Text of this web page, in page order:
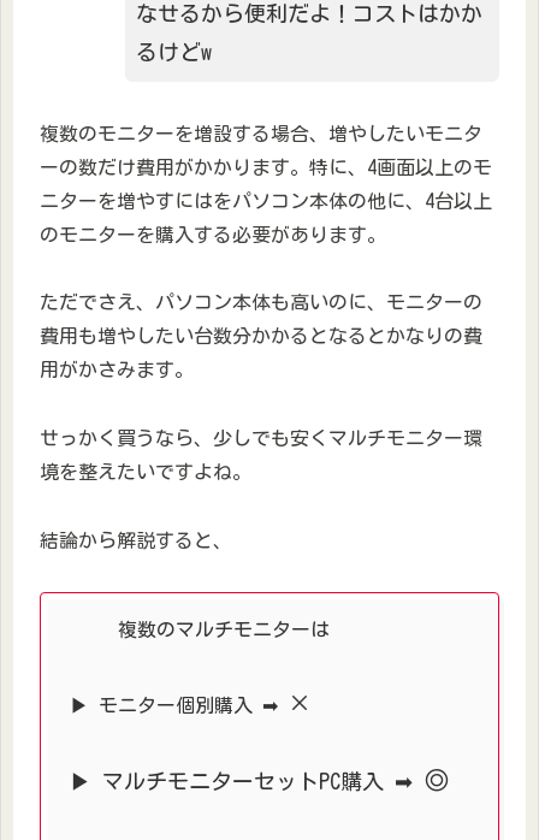
なせるから便利だよ！コストはかか
るけどw
複数のモニターを増設する場合、増やしたいモニタ
ーの数だけ費用がかかります。特に、4画面以上のモ
ニターを増やすにはをパソコン本体の他に、4台以上
のモニターを購入する必要があります。
ただでさえ、パソコン本体も高いのに、モニターの
費用も増やしたい台数分かかるとなるとかなりの費
用がかさみます。
せっかく買うなら、少しでも安くマルチモニター環
境を整えたいですよね。
結論から解説すると、
複数のマルチモニターは
▶ モニター個別購入 ➡ ×
▶ マルチモニターセットPC購入 ➡ ◎